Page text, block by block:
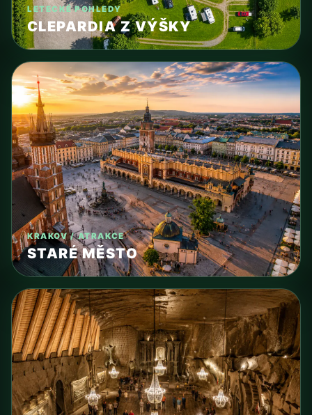
LETECKÉ POHLEDY
CLEPARDIA Z VÝŠKY
KRAKOV / ATRAKCE
STARÉ MĚSTO